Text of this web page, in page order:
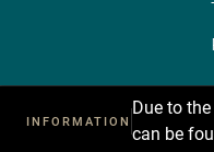
INFORMATION
Due to
can be